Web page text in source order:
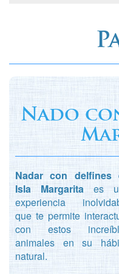
Nado
Nadar con delfines
Isla Margarita es
experiencia
que te permite
con estos
animales en su
natural.